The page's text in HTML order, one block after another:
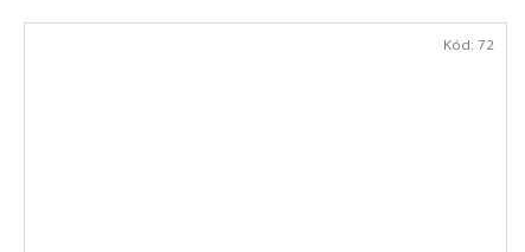
Kód: 72